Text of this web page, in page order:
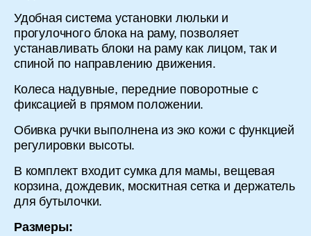
Удобная система установки люльки и
прогулочного блока на раму, позволяет
устанавливать блоки на раму как лицом, так и
спиной по направлению движения.
Колеса надувные, передние поворотные с
фиксацией в прямом положении.
Обивка ручки выполнена из эко кожи с функцией
регулировки высоты.
В комплект входит сумка для мамы, вещевая
корзина, дождевик, москитная сетка и держатель
для бутылочки.
Размеры: